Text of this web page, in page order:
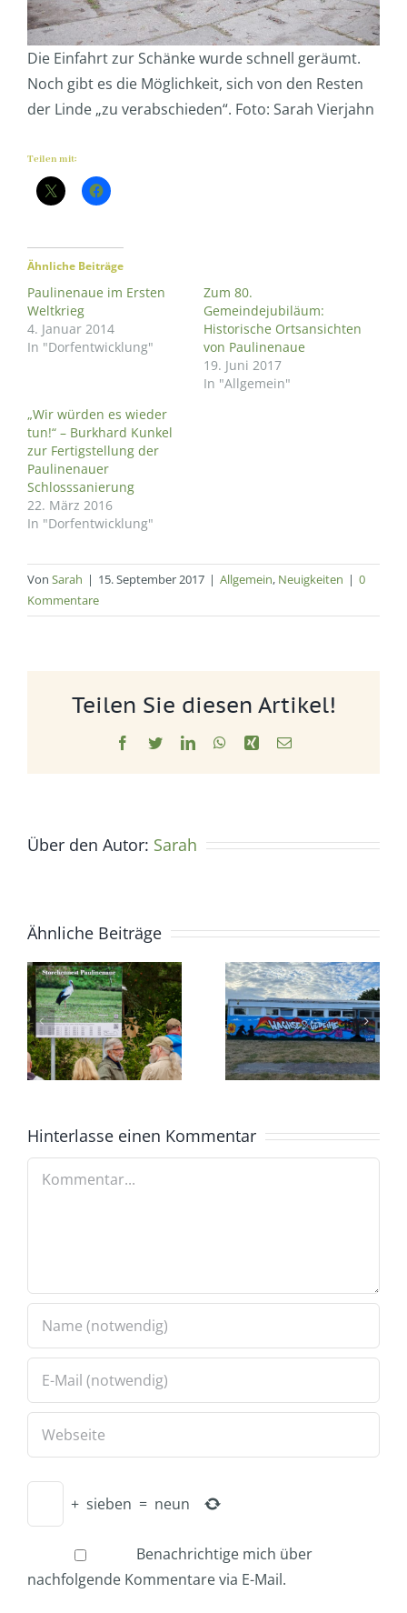
Die Einfahrt zur Schänke wurde schnell geräumt.
Noch gibt es die Möglichkeit, sich von den Resten
der Linde „zu verabschieden“. Foto: Sarah Vierjahn
Teilen mit:
Ähnliche Beiträge
Paulinenaue im Ersten
Weltkrieg
4. Januar 2014
In "Dorfentwicklung"
Zum 80.
Gemeindejubiläum:
Historische Ortsansichten
von Paulinenaue
19. Juni 2017
In "Allgemein"
„Wir würden es wieder
tun!“ – Burkhard Kunkel
zur Fertigstellung der
Paulinenauer
Schlosssanierung
22. März 2016
In "Dorfentwicklung"
Von Sarah | 15. September 2017 | Allgemein, Neuigkeiten | 0
Kommentare
Teilen Sie diesen Artikel!
Facebook
TwitterLinkedInWhatsApp
Xing E-
Über den Autor: Sarah
Ähnliche Beiträge
Hinterlasse einen Kommentar
Kommentar
+ sieben = neun
Benachrichtige mich über
nachfolgende Kommentare via E-Mail.